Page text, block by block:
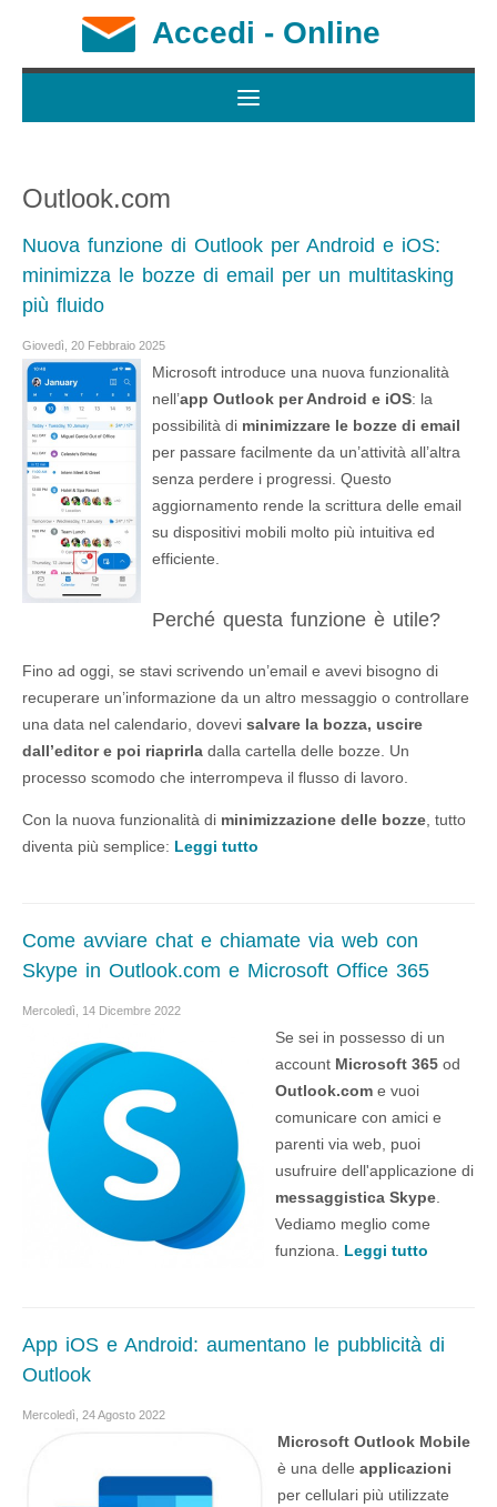
Accedi - Online
Outlook.com
Nuova funzione di Outlook per Android e iOS:
minimizza le bozze di email per un multitasking
più fluido
Giovedì, 20 Febbraio 2025
Microsoft introduce una nuova funzionalità
nell’app Outlook per Android e iOS: la
possibilità di minimizzare le bozze di email
per passare facilmente da un’attività all’altra
senza perdere i progressi. Questo
aggiornamento rende la scrittura delle email
su dispositivi mobili molto più intuitiva ed
efficiente.
Perché questa funzione è utile?
Fino ad oggi, se stavi scrivendo un’email e avevi bisogno di
recuperare un’informazione da un altro messaggio o controllare
una data nel calendario, dovevi salvare la bozza, uscire
dall’editor e poi riaprirla dalla cartella delle bozze. Un
processo scomodo che interrompeva il flusso di lavoro.
Con la nuova funzionalità di minimizzazione delle bozze , tutto
diventa più semplice: Leggi tutto
Come avviare chat e chiamate via web con
Skype in Outlook.com e Microsoft Office 365
Mercoledì, 14 Dicembre 2022
Se sei in possesso di un
account Microsoft 365 od
Outlook.com e vuoi
comunicare con amici e
parenti via web, puoi
usufruire dell'applicazione di
messaggistica Skype
Vediamo meglio come
funziona. Leggi tutto
App iOS e Android: aumentano le pubblicità di
Outlook
Mercoledì, 24 Agosto 2022
Microsoft Outlook Mobile
è una delle applicazioni
per cellulari più utilizzate